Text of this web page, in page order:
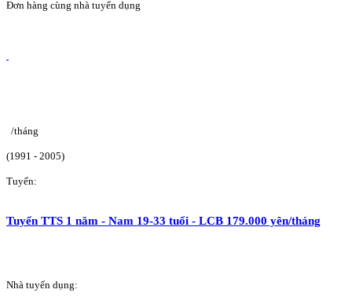
Đơn hàng cùng nhà tuyển dụng
/tháng
(1991 - 2005)
Tuyển:
Tuyển TTS 1 năm - Nam 19-33 tuổi - LCB 179.000 yên/tháng
Nhà tuyển dụng: